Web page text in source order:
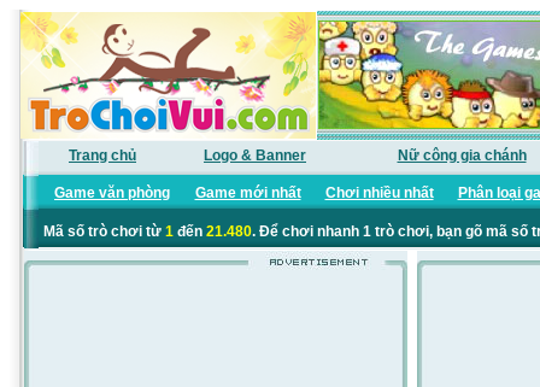
Trang chủ Logo & Banner Nữ công gia chánh
Game văn phòng Game mới nhất Chơi nhiều nhất Phân loại
Mã số trò chơi từ 1đến 21.480. Để chơi nhanh 1 trò chơi, bạn gõ mã số